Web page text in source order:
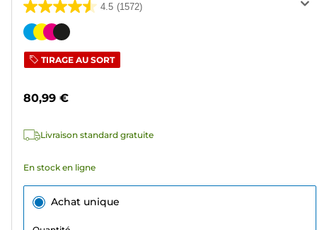
4.5 (1572)
4.5
sur
étoiles.
avis
Cartouche
TIRAGE AU SORT
80,99 €
Livraison standard gratuite
En stock en ligne
Achat unique